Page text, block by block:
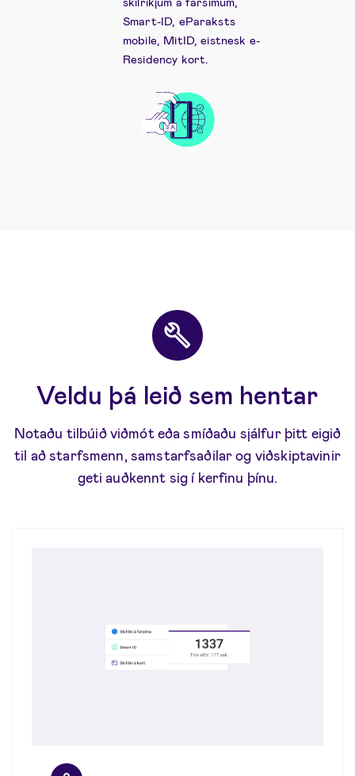
Smart-ID, eParaksts
mobile, MitID, eistnesk e-
Residency kort.
Veldu þá leið sem hentar
Notaðu tilbúið viðmót eða smíðaðu sjálfur þitt eigið
til að starfsmenn, samstarfsaðilar og viðskiptavinir
geti auðkennt sig í kerfinu þínu.